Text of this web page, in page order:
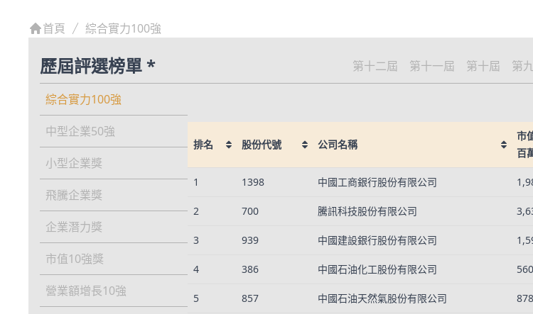
首頁 綜合實力100強
歷屆評選榜單 * 第十二屆 第十一屆 第十屆 第
綜合實力100強
中型企業50強
小型企業獎
飛騰企業獎
企業潛力獎
市值10強獎
營業額增長10強
排名 股份代號 公司名稱
市
百
排名
股份代號 公司名稱
市
1 1398 中國工商銀行股份有限公司
2 700 騰訊科技股份有限公司
3 939 中國建設銀行股份有限公司
4 386 中國石油化工股份有限公司
5 857 中國石油天然氣股份有限公司